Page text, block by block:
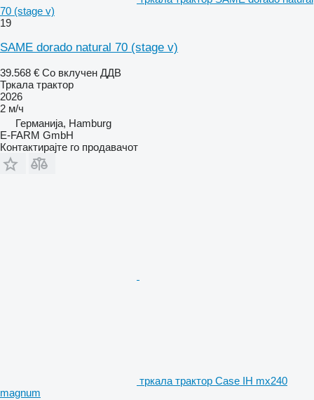
70 (stage v)
19
SAME dorado natural 70 (stage v)
39.568 € Со вклучен ДДВ
Тркала трактор
2026
2 м/ч
Германија, Hamburg
E-FARM GmbH
Контактирајте го продавачот
тркала трактор Case IH mx240
magnum